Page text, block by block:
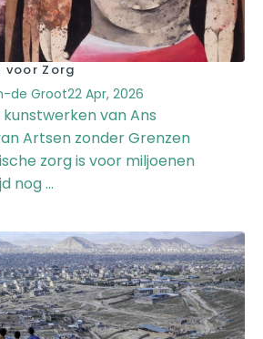
voor Zorg
de Groot22 Apr, 2026
van Ans
Artsen zonder Grenzen
zorg is voor miljoenen
nog ...